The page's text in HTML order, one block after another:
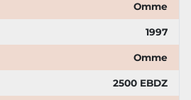
Omme
1997
Omme
2500 EBDZ